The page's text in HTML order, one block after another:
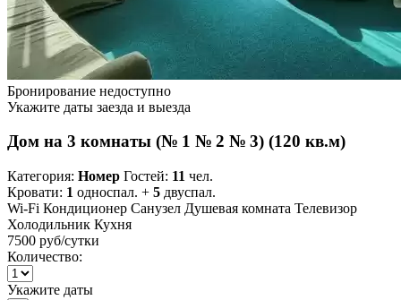
Бронирование недоступно
Укажите даты заезда и выезда
Дом на 3 комнаты (№ 1 № 2 № 3) (120 кв.м)
Категория: Номер Гостей: 11 чел.
Кровати: 1 односпал. + 5 двуспал.
Wi-Fi Кондиционер Санузел Душевая комната Телевизор
Холодильник Кухня
7500 руб/сутки
Количество:
Укажите даты